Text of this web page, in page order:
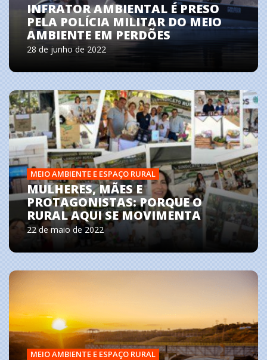
INFRATOR AMBIENTAL É PRESO
PELA POLÍCIA MILITAR DO MEIO
AMBIENTE EM PERDÕES
28 de junho de 2022
MEIO AMBIENTE E ESPAÇO RURAL
MULHERES, MÃES E
PROTAGONISTAS: PORQUE O
RURAL AQUI SE MOVIMENTA
22 de maio de 2022
MEIO AMBIENTE E ESPAÇO RURAL